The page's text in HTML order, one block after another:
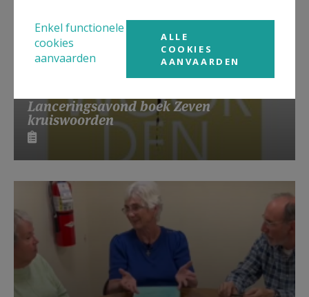
Lanceringsavond boek Zeven
kruiswoorden
Enkel functionele
cookies
aanvaarden
ALLE
COOKIES
AANVAARDEN